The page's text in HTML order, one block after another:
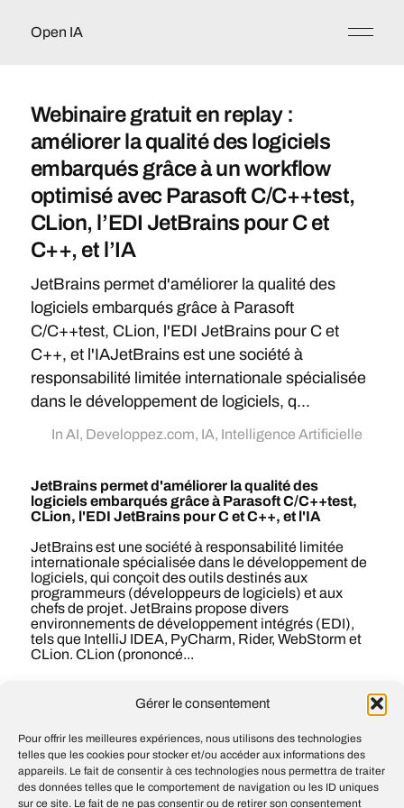
Gérer le consentement
Pour offrir les meilleures expériences, nous utilisons des technologies
telles que les cookies pour stocker et/ou accéder aux informations des
appareils. Le fait de consentir à ces technologies nous permettra de traiter
des données telles que le comportement de navigation ou les ID uniques
sur ce site. Le fait de ne pas consentir ou de retirer son consentement
Open IA
Webinaire gratuit en replay :
améliorer la qualité des logiciels
embarqués grâce à un workflow
optimisé avec Parasoft C/C++test,
CLion, l’EDI JetBrains pour C et
C++, et l’IA
JetBrains permet d'améliorer la qualité des
logiciels embarqués grâce à Parasoft
C/C++test, CLion, l'EDI JetBrains pour C et
C++, et l'IAJetBrains est une société à
responsabilité limitée internationale spécialisée
dans le développement de logiciels, q...
In AI, Developpez.com, IA, Intelligence Artificielle
JetBrains permet d'améliorer la qualité des
logiciels embarqués grâce à Parasoft C/C++test,
CLion, l'EDI JetBrains pour C et C++, et l'IA
JetBrains est une société à responsabilité limitée
internationale spécialisée dans le développement de
logiciels, qui conçoit des outils destinés aux
programmeurs (développeurs de logiciels) et aux
chefs de projet. JetBrains propose divers
environnements de développement intégrés (EDI),
tels que IntelliJ IDEA, PyCharm, Rider, WebStorm et
CLion. CLion (prononcé...
Intelligence artificielle
Our approach to government and national
security partnerships